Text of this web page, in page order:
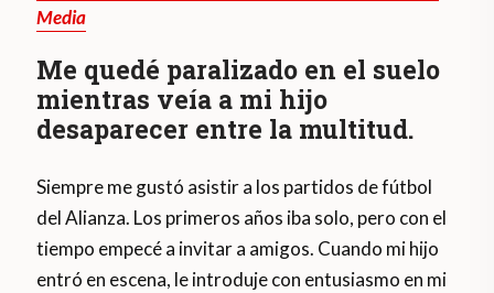
Media
Me quedé paralizado en el suelo
mientras veía a mi hijo
desaparecer entre la multitud.
Siempre me gustó asistir a los partidos de fútbol
del Alianza. Los primeros años iba solo, pero con el
tiempo empecé a invitar a amigos. Cuando mi hijo
entró en escena, le introduje con entusiasmo en mi